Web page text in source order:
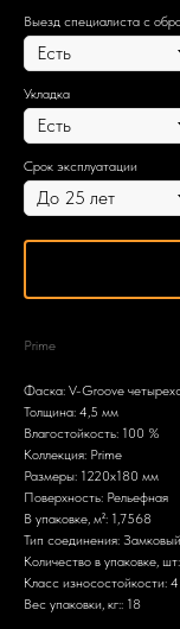
Выезд специалиста с
Укладка
Срок эксплуатации
Prime
Фаска: V-Groove
Толщина: 4,5 мм
Влагостойкость: 100 %
Коллекция: Prime
Размеры: 1220x180 мм
Поверхность: Рельефная
В упаковке, м²: 1,7568
Тип соединения: Замковый
Количество в упаковке,
Класс износостойкости:
Вес упаковки, кг:: 18